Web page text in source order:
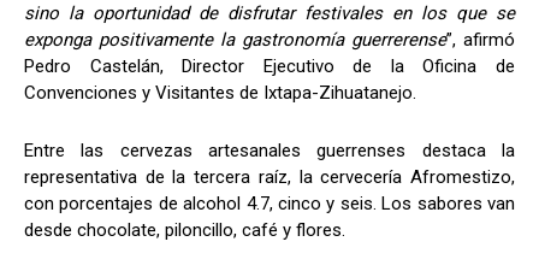
sino la oportunidad de disfrutar festivales en los que se
exponga positivamente la gastronomía guerrerense”, afirmó
Pedro Castelán, Director Ejecutivo de la Oficina de
Convenciones y Visitantes de Ixtapa-Zihuatanejo.
Entre las cervezas artesanales guerrenses destaca la
representativa de la tercera raíz, la cervecería Afromestizo,
con porcentajes de alcohol 4.7, cinco y seis. Los sabores van
desde chocolate, piloncillo, café y flores.